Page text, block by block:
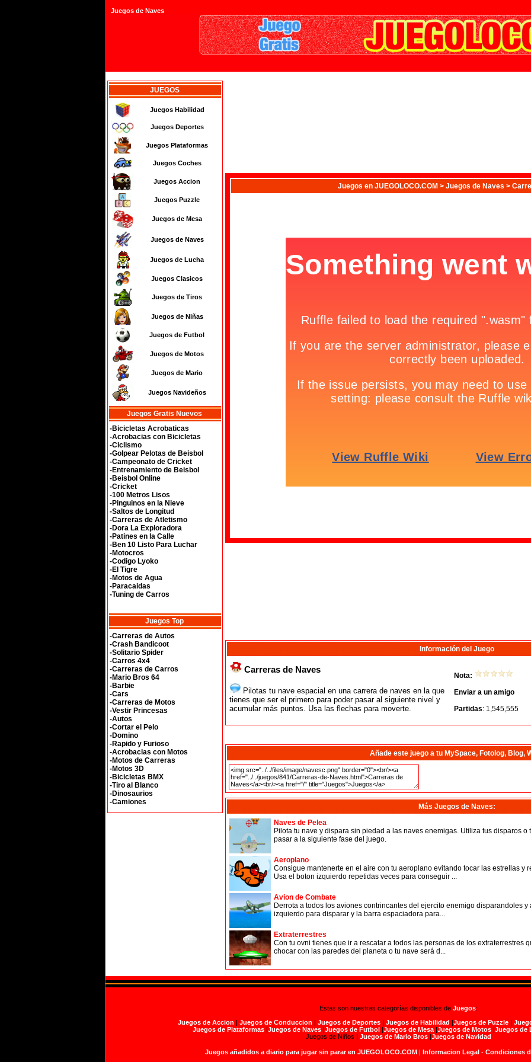
Juegos de Naves
JUEGOS
Juegos Habilidad
Juegos Deportes
Juegos Plataformas
Juegos Coches
Juegos Accion
Juegos Puzzle
Juegos de Mesa
Juegos de Naves
Juegos de Lucha
Juegos Clasicos
Juegos de Tiros
Juegos de Niñas
Juegos de Futbol
Juegos de Motos
Juegos de Mario
Juegos Navideños
Juegos Gratis Nuevos
-Bicicletas Acrobaticas
-Acrobacias con Bicicletas
-Ciclismo
-Golpear Pelotas de Beisbol
-Campeonato de Cricket
-Entrenamiento de Beisbol
-Beisbol Online
-Cricket
-100 Metros Lisos
-Pinguinos en la Nieve
-Saltos de Longitud
-Carreras de Atletismo
-Dora La Exploradora
-Patines en la Calle
-Ben 10 Listo Para Luchar
-Motocros
-Codigo Lyoko
-El Tigre
-Motos de Agua
-Paracaidas
-Tuning de Carros
Juegos Top
-Carreras de Autos
-Crash Bandicoot
-Solitario Spider
-Carros 4x4
-Carreras de Carros
-Mario Bros 64
-Barbie
-Cars
-Carreras de Motos
-Vestir Princesas
-Autos
-Cortar el Pelo
-Domino
-Rapido y Furioso
-Acrobacias con Motos
-Motos de Carreras
-Motos 3D
-Bicicletas BMX
-Tiro al Blanco
-Dinosaurios
-Camiones
Juegos en JUEGOLOCO.COM > Juegos de Naves >
Información del Juego
Carreras de Naves
Pilotas tu nave espacial en una carrera de naves en la que
tienes que ser el primero para poder pasar al siguiente nivel y
acumular más puntos. Usa las flechas para moverte.
Nota:
Enviar a un amigo
Partidas: 1,545,555
Añade este juego a tu MySpace, Fotolog, Blog,
Más Juegos de Naves:
Naves de Pelea
Pilota tu nave y dispara sin piedad a las naves enemigas. Utiliza tus disparos
pasar a la siguiente fase del juego.
Aeroplano
Consigue mantenerte en el aire con tu aeroplano evitando tocar las estrellas y
Usa el boton izquierdo repetidas veces para conseguir ...
Avion de Combate
Derrota a todos los aviones contrincantes del ejercito enemigo disparandoles
izquierdo para disparar y la barra espaciadora para...
Extraterrestres
Con tu ovni tienes que ir a rescatar a todos las personas de los extraterrestres
chocar con las paredes del planeta o tu nave será d...
Estas son nuestras categorías disponibles de Juegos:
Juegos de Accion | Juegos de Conduccion | Juegos de Deportes| Juegos de Habilidad |Juegos de Puzzle|
Juegos de Plataformas|Juegos de Naves|Juegos de Futbol|Juegos de Mesa|Juegos de Motos|Juegos de
Juegos de Niños | Juegos de Mario Bros|Juegos de Navidad
Juegos añadidos a diario para jugar sin parar en JUEGOLOCO.COM | Informacion Legal - Condiciones